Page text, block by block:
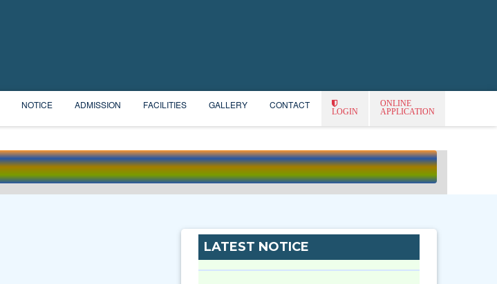
NOTICE ADMISSION FACILITIES GALLERY CONTACT
LOGIN
ONLINE
APPLICATION
LATEST NOTICE
2025 সালের ডিগ্রি পাস ১ম বর্ষের (শিক্ষাবর্ষঃ 2024-
||Published: August 5, 2026